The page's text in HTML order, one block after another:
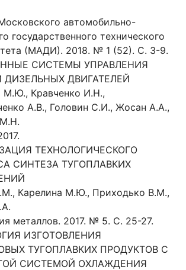
автомобильно-
государственного технического
(МАДИ). 2018. № 1 (52). С. 3-9.
СИСТЕМЫ УПРАВЛЕНИЯ
ДИЗЕЛЬНЫХ ДВИГАТЕЛЕЙ
М.Ю., Кравченко И.Н.,
А.В., Головин С.И., Жосан А.А.,
ТЕХНОЛОГИЧЕСКОГО
СИНТЕЗА ТУГОПЛАВКИХ
Карелина М.Ю., Приходько В.М.,
металлов. 2017. № 5. С. 25-27.
ИЗГОТОВЛЕНИЯ
ТУГОПЛАВКИХ ПРОДУКТОВ С
СИСТЕМОЙ ОХЛАЖДЕНИЯ